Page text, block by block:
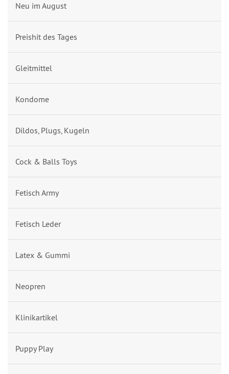
Neu im August
Preishit des Tages
Gleitmittel
Kondome
Dildos, Plugs, Kugeln
Cock & Balls Toys
Fetisch Army
Fetisch Leder
Latex & Gummi
Neopren
Klinikartikel
Puppy Play